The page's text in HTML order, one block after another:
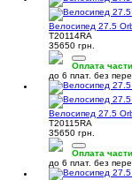
Велосипед 27.5
T20114RA
35650 грн.
Оплата
до 6 плат. без
Велосипед 27.5
T20115RA
35650 грн.
Оплата
до 6 плат. без